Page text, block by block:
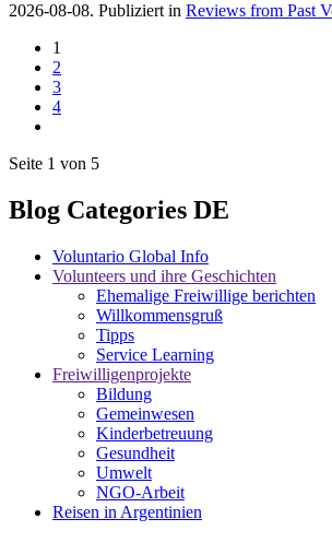
2026-08-08. Publiziert in Reviews from Past
1
2
3
4
Seite 1 von 5
Blog Categories DE
Voluntario Global Info
Volunteers und ihre Geschichten
Ehemalige Freiwillige berichten
Willkommensgruß
Tipps
Service Learning
Freiwilligenprojekte
Bildung
Gemeinwesen
Kinderbetreuung
Gesundheit
Umwelt
NGO-Arbeit
Reisen in Argentinien